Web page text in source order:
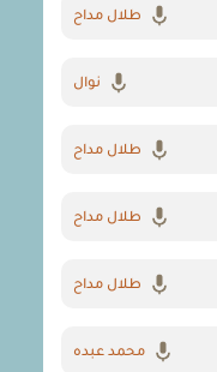
طلال مداح
نوال
طلال مداح
طلال مداح
طلال مداح
محمد عبده